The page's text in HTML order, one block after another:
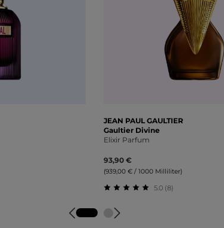
von 5 von 5 Sternen
JEAN PAUL GAULTIER
Gaultier Divine
Elixir Parfum
93,90 €
(939,00 € / 1000 Milliliter)
Durchschnittliche
5.0 (8)